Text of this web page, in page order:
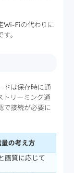
Wi-Fiの代わりに
。
ドは保存時に通
トリーミング通
で接続が必要に
の考え方
画質に応じて